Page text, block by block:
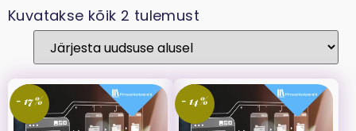
Kuvatakse kõik 2 tulemust
- 17% - 14%